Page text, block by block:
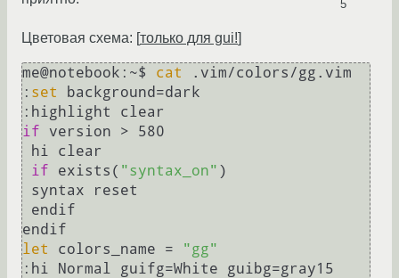
5
Цветовая схема: [только для gui!]
me@notebook:~$ cat
.vim/colors/gg.vim
: set
background=dark
if version > 580
if exists( "syntax_on" )
let
colors_name =
"gg"
:hi Normal guifg=White guibg=gray15